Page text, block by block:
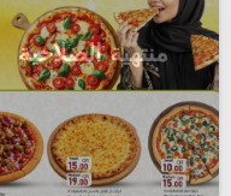
منتهية الصلاحية